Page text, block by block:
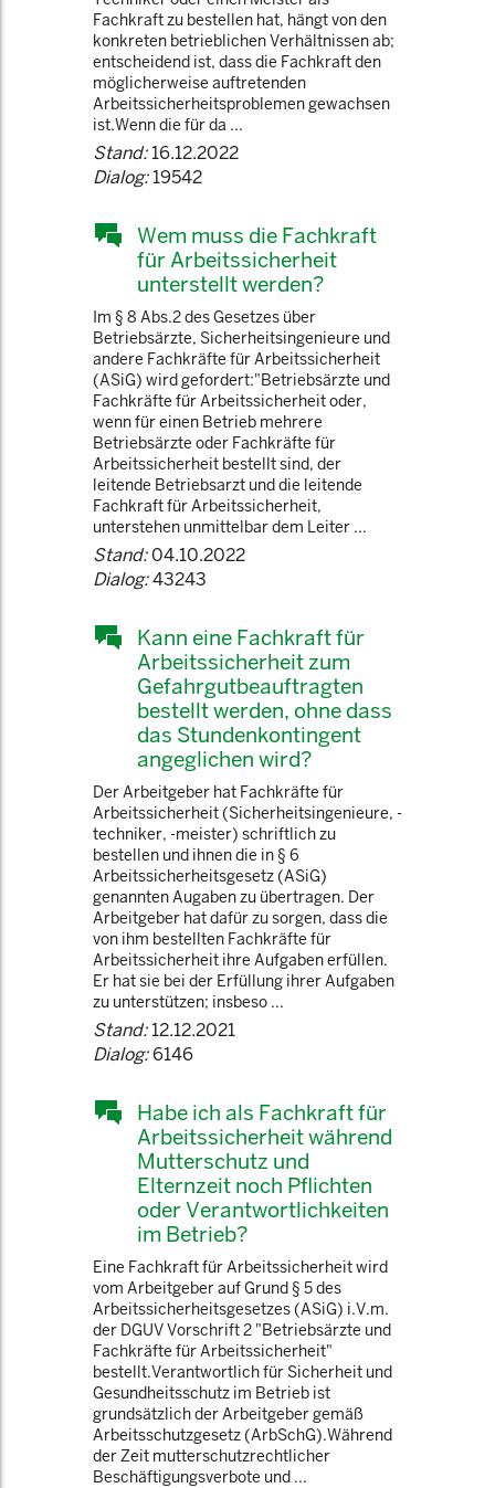
Fachkraft zu bestellen hat, hängt von den
konkreten betrieblichen Verhältnissen ab;
entscheidend ist, dass die Fachkraft den
möglicherweise auftretenden
Arbeitssicherheitsproblemen gewachsen
ist.Wenn die für da ...
Stand:16.12.2022
Dialog:19542
Wem muss die Fachkraft
für Arbeitssicherheit
unterstellt werden?
Im § 8 Abs.2 des Gesetzes über
Betriebsärzte, Sicherheitsingenieure und
andere Fachkräfte für Arbeitssicherheit
(ASiG) wird gefordert:"Betriebsärzte und
Fachkräfte für Arbeitssicherheit oder,
wenn für einen Betrieb mehrere
Betriebsärzte oder Fachkräfte für
Arbeitssicherheit bestellt sind, der
leitende Betriebsarzt und die leitende
Fachkraft für Arbeitssicherheit,
unterstehen unmittelbar dem Leiter ...
Stand:04.10.2022
Dialog:43243
Kann eine Fachkraft für
Arbeitssicherheit zum
Gefahrgutbeauftragten
bestellt werden, ohne dass
das Stundenkontingent
angeglichen wird?
Der Arbeitgeber hat Fachkräfte für
Arbeitssicherheit (Sicherheitsingenieure, -
techniker, -meister) schriftlich zu
bestellen und ihnen die in § 6
Arbeitssicherheitsgesetz (ASiG)
genannten Augaben zu übertragen. Der
Arbeitgeber hat dafür zu sorgen, dass die
von ihm bestellten Fachkräfte für
Arbeitssicherheit ihre Aufgaben erfüllen.
Er hat sie bei der Erfüllung ihrer Aufgaben
zu unterstützen; insbeso ...
Stand:12.12.2021
Dialog:6146
Habe ich als Fachkraft für
Arbeitssicherheit während
Mutterschutz und
Elternzeit noch Pflichten
oder Verantwortlichkeiten
im Betrieb?
Eine Fachkraft für Arbeitssicherheit wird
vom Arbeitgeber auf Grund § 5 des
Arbeitssicherheitsgesetzes (ASiG) i.V.m.
der DGUV Vorschrift 2 "Betriebsärzte und
Fachkräfte für Arbeitssicherheit"
bestellt.Verantwortlich für Sicherheit und
Gesundheitsschutz im Betrieb ist
grundsätzlich der Arbeitgeber gemäß
Arbeitsschutzgesetz (ArbSchG).Während
der Zeit mutterschutzrechtlicher
Beschäftigungsverbote und ...